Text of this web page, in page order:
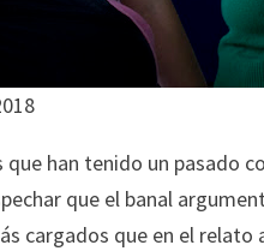
han tenido un pasado
que el banal
cargados que en el